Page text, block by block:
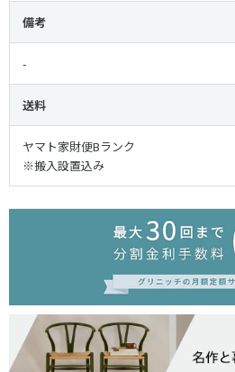
備考
-
送料
ヤマト家財便Bランク
※搬入設置込み